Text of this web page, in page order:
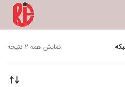
نمایش همه 2 نتیجه